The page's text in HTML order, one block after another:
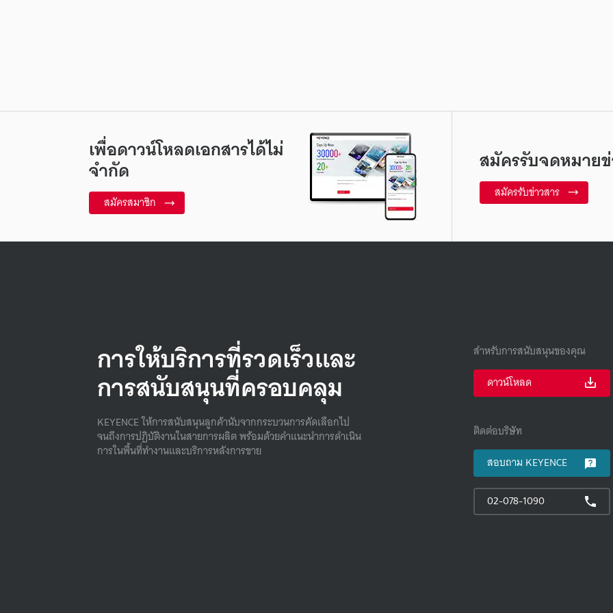
เพื่อดาวน์โหลดเอกสารได้ไม่
จำกัด
สมัครสมาชิก
สมัครรับจดหมาย
สมัครรับข่าวสาร
การให้บริการที่รวดเร็วและ
การสนับสนุนที่ครอบคลุม
KEYENCE ให้การสนับสนุนลูกค้านับจากกระบวนการคัดเลือกไป
จนถึงการปฏิบัติงานในสายการผลิต พร้อมด้วยคําแนะนําการดําเนิน
การในพื้นที่ทํางานและบริการหลังการขาย
สำหรับการสนับสนุนของคุณ
ดาวน์โหลด
ติดต่อบริษัท
สอบถาม KEYENCE
02-078-1090